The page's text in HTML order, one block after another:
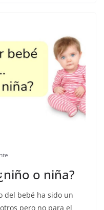
o niña?
del bebé ha sido un
pero no para el